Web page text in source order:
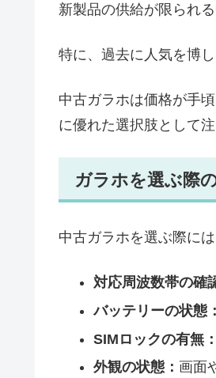
新製品の供給が限られ
特に、過去に人気を博
中古ガラホは価格が手
に優れた選択肢として
ガラホを選ぶ際
中古ガラホを選ぶ際に
対応周波数帯の確
バッテリーの状態：
SIMロックの有無：
外観の状態： 画面